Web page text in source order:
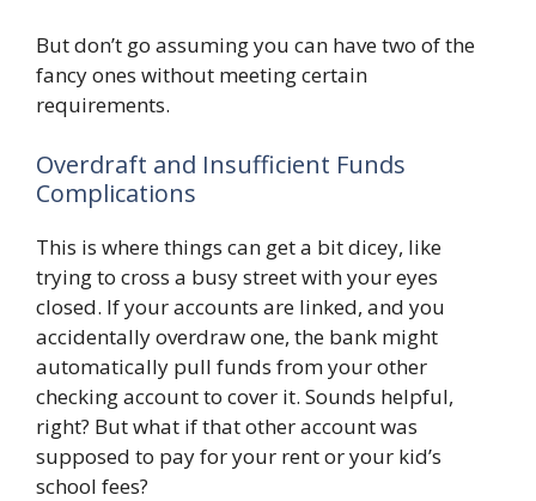
But don’t go assuming you can have two of the
fancy ones without meeting certain
requirements.
Overdraft and Insufficient Funds
Complications
This is where things can get a bit dicey, like
trying to cross a busy street with your eyes
closed. If your accounts are linked, and you
accidentally overdraw one, the bank might
automatically pull funds from your other
checking account to cover it. Sounds helpful,
right? But what if that other account was
supposed to pay for your rent or your kid’s
school fees?